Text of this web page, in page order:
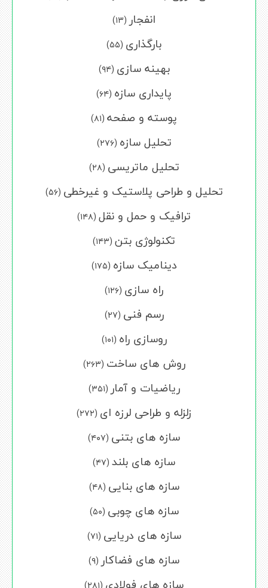
انفجار (۱۳)
بارگذاری (۵۵)
بهینه سازی (۹۴)
پایداری سازه (۶۴)
پوسته و صفحه (۸۱)
تحلیل سازه (۲۷۶)
تحلیل ماتریسی (۲۸)
تحلیل و طراحی پلاستیک و غیرخطی (۵۶)
ترافیک و حمل و نقل (۱۴۸)
تکنولوژی بتن (۱۴۳)
دینامیک سازه (۱۷۵)
راه سازی (۱۲۶)
رسم فنی (۲۷)
روسازی راه (۱۰۱)
روش های ساخت (۲۶۳)
ریاضیات و آمار (۳۵۱)
زلزله و طراحی لرزه ای (۲۷۲)
سازه های بتنی (۴۰۷)
سازه های بلند (۴۷)
سازه های بنایی (۴۸)
سازه های چوبی (۵۰)
سازه های دریایی (۷۱)
سازه های فضاکار (۹)